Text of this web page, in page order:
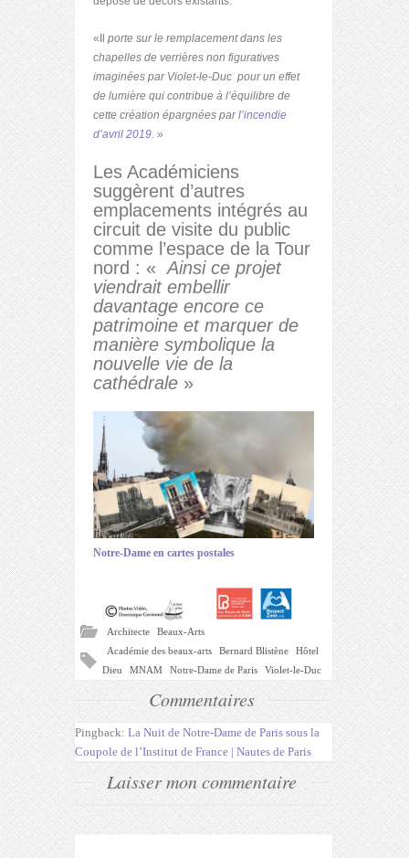
«Il porte sur le remplacement dans les
chapelles de verrières non figuratives
imaginées par Violet-le-Duc pour un effet
de lumière qui contribue à l’équilibre de
cette création épargnées parl’incendie
d’avril 2019. »
Les Académiciens
suggèrent d’autres
emplacements intégrés au
circuit de visite du public
comme l’espace de la Tour
nord : « Ainsi ce projet
viendrait embellir
davantage encore ce
patrimoine et marquer de
manière symbolique la
nouvelle vie de la
cathédrale »
Notre-Dame en cartes postales
Architecte
Beaux-Arts
Académie des beaux-arts
Bernard Blistène
Hôtel
Dieu
MNAM Notre-Dame de Paris Violet-le-Duc
Commentaires
Pingback: La Nuit de Notre-Dame de Paris sous la
Coupole de l’Institut de France | Nautes de Paris
Laisser mon commentaire